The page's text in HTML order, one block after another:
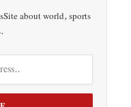
about world, sports